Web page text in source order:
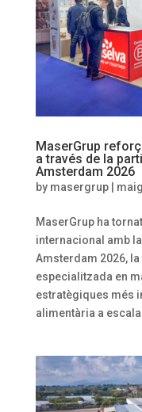
MaserGrup
a través de la
Amsterdam 2026
by masergrup|
MaserGrup ha
internacional amb
Amsterdam 2026,
especialitzada en
estratègiques més
alimentària a